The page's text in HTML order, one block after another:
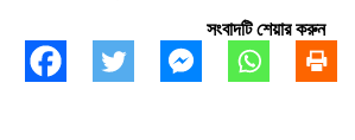
সংবাদটি শেয়ার করুন